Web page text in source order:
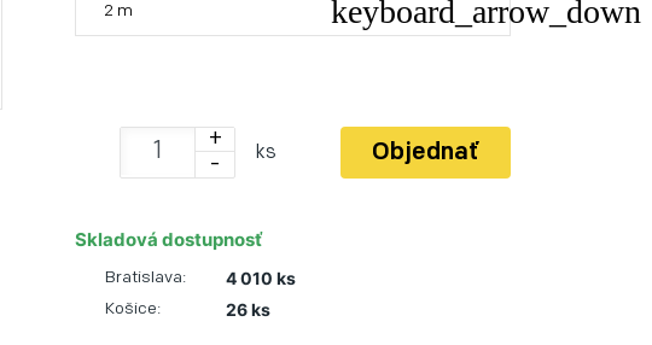
2 m
+
-
ks Objednať
Skladová dostupnosť
Bratislava: 4 010 ks
Košice: 26 ks